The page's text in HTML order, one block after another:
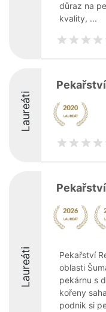
důraz na
kvality, ...
Laureáti
Laureáti
Pekařství
oblasti
pekárnu s
kořeny
podnik si